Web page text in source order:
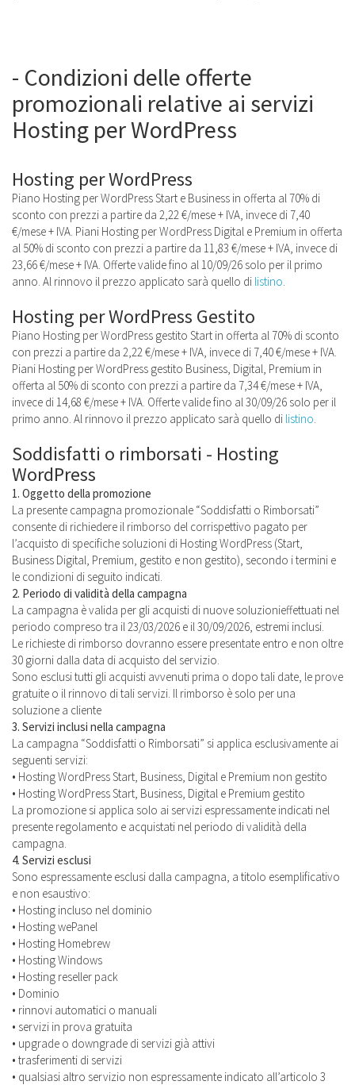
- Condizioni delle offerte
promozionali relative ai servizi
Hosting per WordPress
Hosting per WordPress
Piano Hosting per WordPress Start e Business in offerta al 70% di
sconto con prezzi a partire da 2,22 €/mese + IVA, invece di 7,40
€/mese + IVA. Piani Hosting per WordPress Digital e Premium in offerta
al 50% di sconto con prezzi a partire da 11,83 €/mese + IVA, invece di
23,66 €/mese + IVA. Offerte valide fino al 10/09/26 solo per il primo
anno. Al rinnovo il prezzo applicato sarà quello di listino.
Hosting per WordPress Gestito
Piano Hosting per WordPress gestito Start in offerta al 70% di sconto
con prezzi a partire da 2,22 €/mese + IVA, invece di 7,40 €/mese + IVA.
Piani Hosting per WordPress gestito Business, Digital, Premium in
offerta al 50% di sconto con prezzi a partire da 7,34 €/mese + IVA,
invece di 14,68 €/mese + IVA. Offerte valide fino al 30/09/26 solo per il
primo anno. Al rinnovo il prezzo applicato sarà quello di listino.
Soddisfatti o rimborsati - Hosting
WordPress
1. Oggetto della promozione
La presente campagna promozionale “Soddisfatti o Rimborsati”
consente di richiedere il rimborso del corrispettivo pagato per
l’acquisto di specifiche soluzioni di Hosting WordPress (Start,
Business Digital, Premium, gestito e non gestito), secondo i termini e
le condizioni di seguito indicati.
2. Periodo di validità della campagna
La campagna è valida per gli acquisti di nuove soluzionieffettuati nel
periodo compreso tra il 23/03/2026 e il 30/09/2026, estremi inclusi.
Le richieste di rimborso dovranno essere presentate entro e non oltre
30 giorni dalla data di acquisto del servizio.
Sono esclusi tutti gli acquisti avvenuti prima o dopo tali date, le prove
gratuite o il rinnovo di tali servizi. Il rimborso è solo per una
soluzione a cliente
3. Servizi inclusi nella campagna
La campagna “Soddisfatti o Rimborsati” si applica esclusivamente ai
seguenti servizi:
• Hosting WordPress Start, Business, Digital e Premium non gestito
• Hosting WordPress Start, Business, Digital e Premium gestito
La promozione si applica solo ai servizi espressamente indicati nel
presente regolamento e acquistati nel periodo di validità della
campagna.
4. Servizi esclusi
Sono espressamente esclusi dalla campagna, a titolo esemplificativo
e non esaustivo:
• Hosting incluso nel dominio
• Hosting wePanel
• Hosting Homebrew
• Hosting Windows
• Hosting reseller pack
• Dominio
• rinnovi automatici o manuali
• servizi in prova gratuita
• upgrade o downgrade di servizi già attivi
• trasferimenti di servizi
• qualsiasi altro servizio non espressamente indicato all’articolo 3